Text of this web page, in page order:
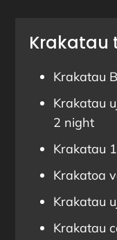
Krakatau
Krakatau
Krakatau
2 night
Krakatau
Krakatoa
Krakatau
Krakatau